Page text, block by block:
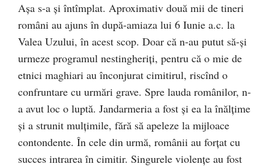
Așa s-a și întîmplat. Aproximativ două mii de tineri
români au ajuns în după-amiaza lui 6 Iunie a.c. la
Valea Uzului, în acest scop. Doar că n-au putut să-și
urmeze programul nestingheriți, pentru că o mie de
etnici maghiari au înconjurat cimitirul, riscînd o
confruntare cu urmări grave. Spre lauda românilor, n-
a avut loc o luptă. Jandarmeria a fost și ea la înălțime
și a strunit mulțimile, fără să apeleze la mijloace
contondente. În cele din urmă, românii au forțat cu
succes intrarea în cimitir. Singurele violențe au fost